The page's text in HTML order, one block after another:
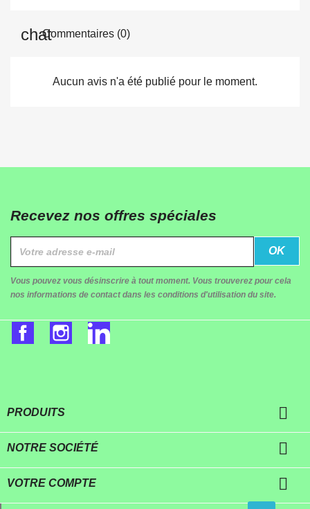
Commentaires (0)
Aucun avis n'a été publié pour le moment.
Recevez nos offres spéciales
Vous pouvez vous désinscrire à tout moment. Vous trouverez pour cela
nos informations de contact dans les conditions d'utilisation du site.
FacebookInstagram
PRODUITS 
NOTRE SOCIÉTÉ 
VOTRE COMPTE 